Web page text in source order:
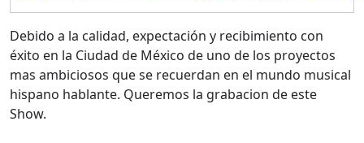
Debido a la calidad, expectación y recibimiento con
éxito en la Ciudad de México de uno de los proyectos
mas ambiciosos que se recuerdan en el mundo musical
hispano hablante. Queremos la grabacion de este
Show.